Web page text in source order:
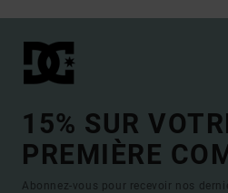
15% SUR
PREMIÈRE
Abonnez-vous pour recevoir nos